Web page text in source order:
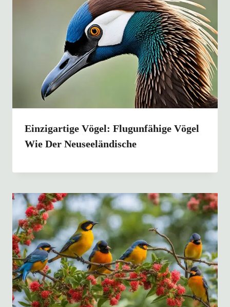
Einzigartige Vögel: Flugunfähige Vögel
Wie Der Neuseeländische